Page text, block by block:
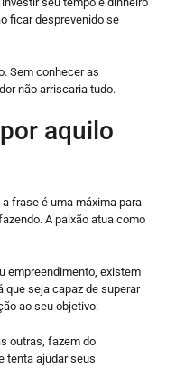
ficar desprevenido se
Sem conhecer as
não arriscaria tudo.
aquilo
frase é uma máxima para
A paixão atua como
empreendimento, existem
que seja capaz de superar
ao seu objetivo.
outras, fazem do
tenta ajudar seus